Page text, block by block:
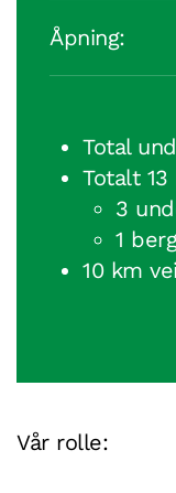
Åpning:
Total
Totalt
3
1
10 km
Vår rolle: